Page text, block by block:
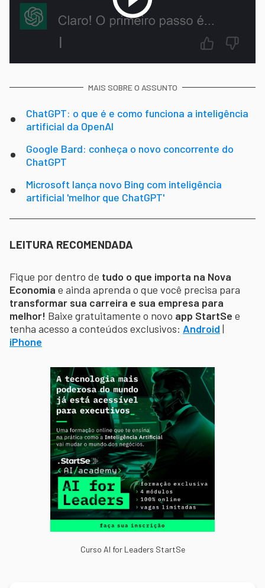
MAIS SOBRE O ASSUNTO
ChatGPT: o que é e como funciona a inteligência
artificial da OpenAI
Google Bard: conheça o novo concorrente do
ChatGPT
Microsoft lança novo Bing com inteligência
artificial 'melhor que ChatGPT'
LEITURA RECOMENDADA
Fique por dentro de tudo o que importa na Nova
Economia e ainda aprenda o que você precisa para
transformar sua carreira e sua empresa para
melhor! Baixe gratuitamente o novo app StartSe e
tenha acesso a conteúdos exclusivos: Android |
iPhone
Curso AI for Leaders StartSe